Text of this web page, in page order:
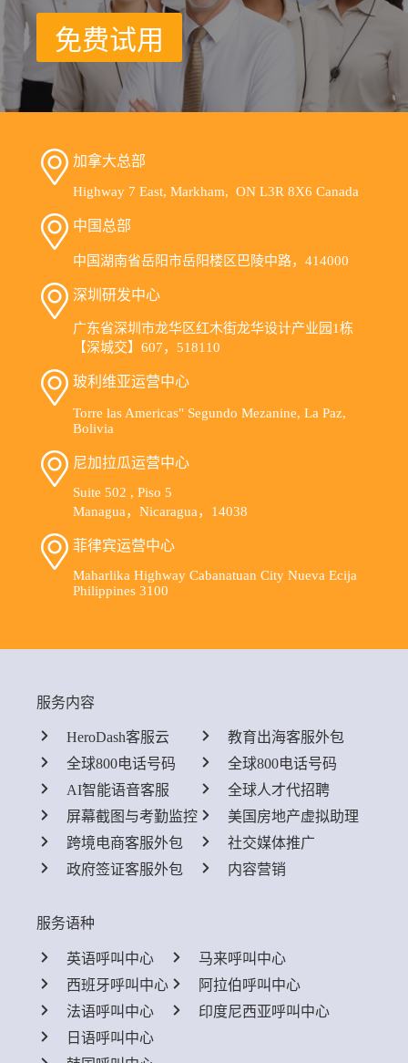
免费试用
加拿大总部
Highway 7 East, Markham, ON L3R 8X6 Canada
中国总部
中国湖南省岳阳市岳阳楼区巴陵中路，414000
深圳研发中心
广东省深圳市龙华区红木街龙华设计产业园1栋
【深城交】607，518110
玻利维亚运营中心
Torre las Americas" Segundo Mezanine, La Paz,
Bolivia
尼加拉瓜运营中心
Suite 502 , Piso 5
Managua，Nicaragua，14038
菲律宾运营中心
Maharlika Highway Cabanatuan City Nueva Ecija
Philippines 3100
服务内容
HeroDash客服云
全球800电话号码
AI智能语音客服
屏幕截图与考勤监控
跨境电商客服外包
政府签证客服外包
教育出海客服外包
全球800电话号码
全球人才代招聘
美国房地产虚拟助理
社交媒体推广
内容营销
服务语种
英语呼叫中心
西班牙呼叫中心
法语呼叫中心
日语呼叫中心
马来呼叫中心
阿拉伯呼叫中心
印度尼西亚呼叫中心